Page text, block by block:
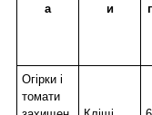
а
и
Огірки і
томати